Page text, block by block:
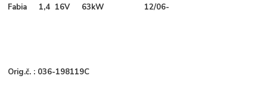
Fabia 1,4 16V 63kW 12/06-
Orig.č. : 036-198119C